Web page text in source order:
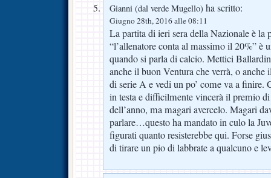
Gianni (dal verde Mugello) ha scritto:
Giugno 28th, 2016 alle 08:11
La partita di ieri sera della Nazionale è la
“l’allenatore conta al massimo il 20%” è
quando si parla di calcio. Mettici
anche il buon Ventura che verrà, o
di serie A e vedi un po’ come va a finire.
in testa e difficilmente vincerà il premio
dell’anno, ma magari avercelo. Magari
parlare…questo ha mandato in culo la
figurati quanto resisterebbe qui. Forse
di tirare un pio di labbrate a qualcuno e